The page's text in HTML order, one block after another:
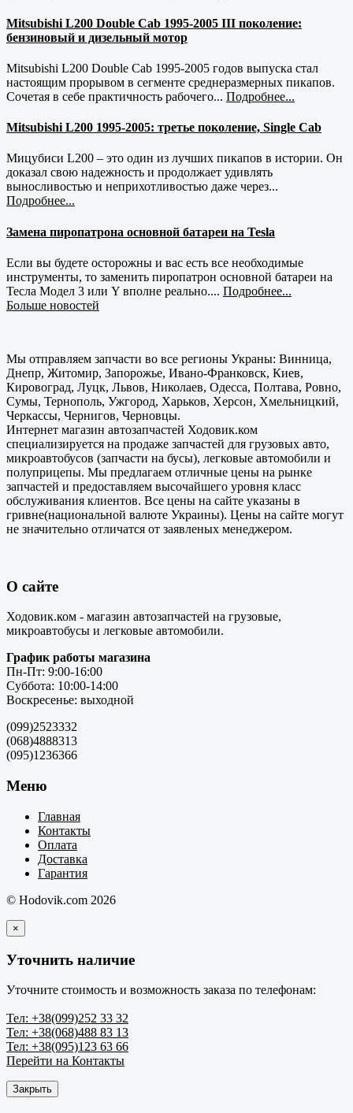
Mitsubishi L200 Double Cab 1995-2005 III поколение:
бензиновый и дизельный мотор
Mitsubishi L200 Double Cab 1995-2005 годов выпуска стал
настоящим прорывом в сегменте среднеразмерных пикапов.
Сочетая в себе практичность рабочего... Подробнее...
Mitsubishi L200 1995-2005: третье поколение, Single Cab
Мицубиси L200 – это один из лучших пикапов в истории. Он
доказал свою надежность и продолжает удивлять
выносливостью и неприхотливостью даже через...
Подробнее...
Замена пиропатрона основной батареи на Tesla
Если вы будете осторожны и вас есть все необходимые
инструменты, то заменить пиропатрон основной батареи на
Тесла Модел 3 или Y вполне реально.... Подробнее...
Больше новостей
Мы отправляем запчасти во все регионы Украны: Винница,
Днепр, Житомир, Запорожье, Ивано-Франковск, Киев,
Кировоград, Луцк, Львов, Николаев, Одесса, Полтава, Ровно,
Сумы, Тернополь, Ужгород, Харьков, Херсон, Хмельницкий,
Черкассы, Чернигов, Черновцы.
Интернет магазин автозапчастей Ходовик.ком
специализируется на продаже запчастей для грузовых авто,
микроавтобусов (запчасти на бусы), легковые автомобили и
полуприцепы. Мы предлагаем отличные цены на рынке
запчастей и предоставляем высочайшего уровня класс
обслуживания клиентов. Все цены на сайте указаны в
гривне(национальной валюте Украины). Цены на сайте могут
не значительно отличатся от заявленых менеджером.
О сайте
Ходовик.ком - магазин автозапчастей на грузовые,
микроавтобусы и легковые автомобили.
График работы магазина
Пн-Пт: 9:00-16:00
Суббота: 10:00-14:00
Воскресенье: выходной
(099)2523332
(068)4888313
(095)1236366
Меню
Главная
Контакты
Оплата
Доставка
Гарантия
© Hodovik.com 2026
×
Уточнить наличие
Уточните стоимость и возможность заказа по телефонам:
Тел: +38(099)252 33 32
Тел: +38(068)488 83 13
Тел: +38(095)123 63 66
Перейти на Контакты
Закрыть